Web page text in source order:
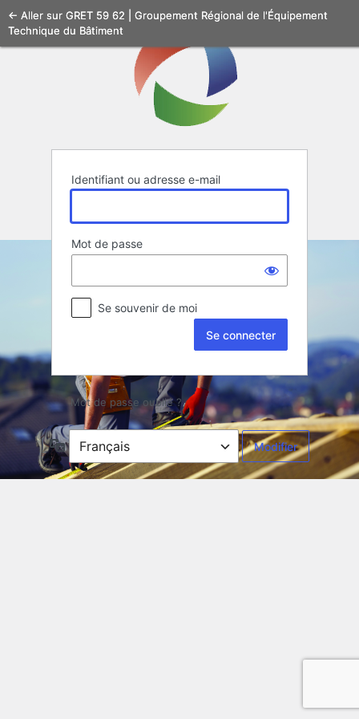
Se
connecter
Identifiant ou adresse e-mail
Mot de passe
Se souvenir de moi
Mot de passe oublié ?
← Aller sur GRET 59 62 | Groupement Régional de l'Équipement
Technique du Bâtiment
Langue